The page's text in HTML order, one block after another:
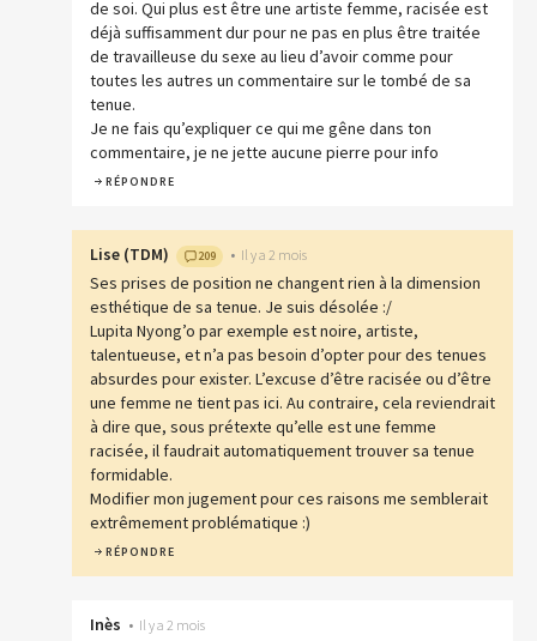
de soi. Qui plus est être une artiste femme, racisée est
déjà suffisamment dur pour ne pas en plus être traitée
de travailleuse du sexe au lieu d’avoir comme pour
toutes les autres un commentaire sur le tombé de sa
tenue.
Je ne fais qu’expliquer ce qui me gêne dans ton
commentaire, je ne jette aucune pierre pour info
RÉPONDRE
Lise (TDM) 209 • Il y a 2 mois
Ses prises de position ne changent rien à la dimension
esthétique de sa tenue. Je suis désolée :/
Lupita Nyong’o par exemple est noire, artiste,
talentueuse, et n’a pas besoin d’opter pour des tenues
absurdes pour exister. L’excuse d’être racisée ou d’être
une femme ne tient pas ici. Au contraire, cela reviendrait
à dire que, sous prétexte qu’elle est une femme
racisée, il faudrait automatiquement trouver sa tenue
formidable.
Modifier mon jugement pour ces raisons me semblerait
extrêmement problématique :)
RÉPONDRE
Inès • Il y a 2 mois